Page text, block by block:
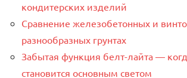
кондитерских изделий
Сравнение железобетонных и
разнообразных грунтах
Забытая функция белт-лайта —
становится основным светом